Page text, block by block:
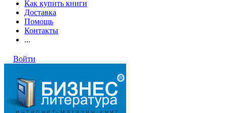
Как купить книги
Доставка
Помощь
Контакты
...
Войти